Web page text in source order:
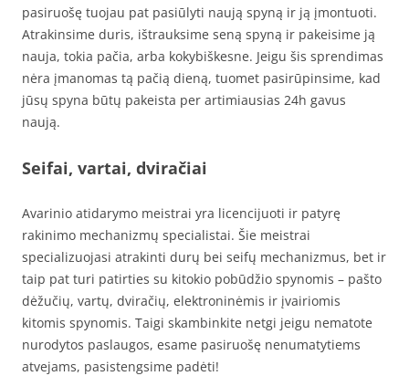
pasiruošę tuojau pat pasiūlyti naują spyną ir ją įmontuoti.
Atrakinsime duris, ištrauksime seną spyną ir pakeisime ją
nauja, tokia pačia, arba kokybiškesne. Jeigu šis sprendimas
nėra įmanomas tą pačią dieną, tuomet pasirūpinsime, kad
jūsų spyna būtų pakeista per artimiausias 24h gavus
naują.
Seifai, vartai, dviračiai
Avarinio atidarymo meistrai yra licencijuoti ir patyrę
rakinimo mechanizmų specialistai. Šie meistrai
specializuojasi atrakinti durų bei seifų mechanizmus, bet ir
taip pat turi patirties su kitokio pobūdžio spynomis – pašto
dėžučių, vartų, dviračių, elektroninėmis ir įvairiomis
kitomis spynomis. Taigi skambinkite netgi jeigu nematote
nurodytos paslaugos, esame pasiruošę nenumatytiems
atvejams, pasistengsime padėti!